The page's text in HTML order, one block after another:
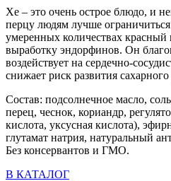
Хе – это очень острое блюдо, и
перцу людям лучше
умеренных количествах красный
выработку эндорфинов. Он
воздействует на сердечно-
снижает риск развития
Состав: подсолнечное масло,
перец, чеснок, кориандр,
кислота, уксусная кислота),
глутамат натрия, натуральный
Без консервантов и ГМО.
В КАТАЛОГ